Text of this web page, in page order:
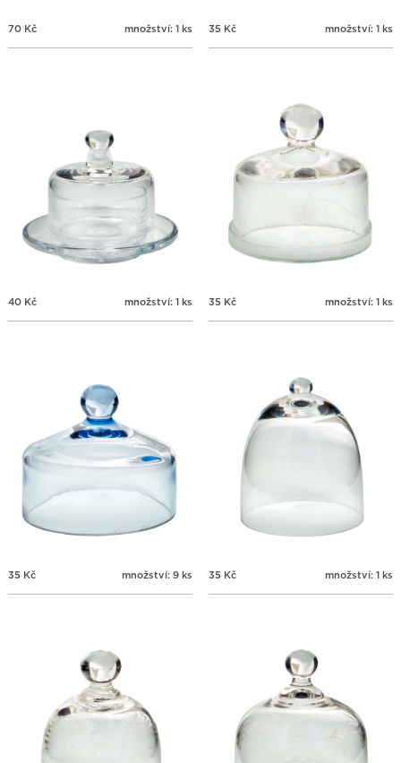
70 Kč množství: 1 ks 35 Kč množství: 1 ks
40 Kč množství: 1 ks 35 Kč množství: 1 ks
35 Kč množství: 9 ks 35 Kč množství: 1 ks